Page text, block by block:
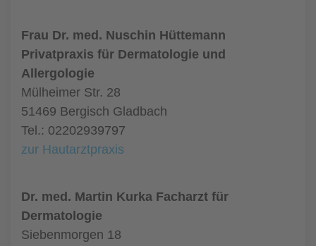
Frau Dr. med. Nuschin Hüttemann
Privatpraxis für Dermatologie und
Allergologie
Mülheimer Str. 28
51469 Bergisch Gladbach
Tel.: 02202939797
zur Hautarztpraxis
Dr. med. Martin Kurka Facharzt für
Dermatologie
Siebenmorgen 18